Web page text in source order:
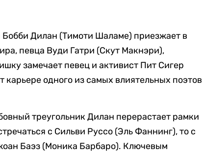
Дилан (Тимоти Шаламе) приезжает в
певца Вуди Гатри (Скут Макнэри),
замечает певец и активист Пит Сигер
карьере одного из самых влиятельных поэтов
треугольник Дилан перерастает рамки
с Сильви Руссо (Эль Фаннинг), то с
Баэз (Моника Барбаро). Ключевым